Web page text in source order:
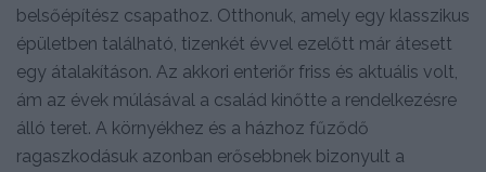
belsőépítész csapathoz. Otthonuk, amely egy klasszikus
épületben található, tizenkét évvel ezelőtt már átesett
egy átalakításon. Az akkori enteriőr friss és aktuális volt,
ám az évek múlásával a család kinőtte a rendelkezésre
álló teret. A környékhez és a házhoz fűződő
ragaszkodásuk azonban erősebbnek bizonyult a